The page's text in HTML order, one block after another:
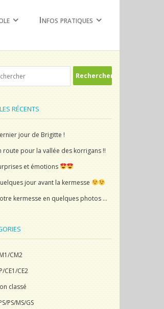
Infos pratiques
RÉCENTS
jour de Brigitte !
route pour la vallée des korrigans !!
et émotions
jour avant la kermesse
kermesse en quelques photos …
CM2
CE1/CE2
classé
PS/MS/GS